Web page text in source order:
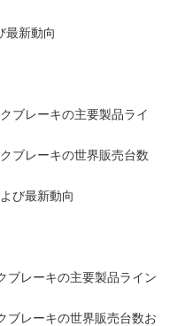
最新動向
ブレーキの主要製品ライ
ブレーキの世界販売台数
び最新動向
ブレーキの主要製品ライン
ブレーキの世界販売台数お